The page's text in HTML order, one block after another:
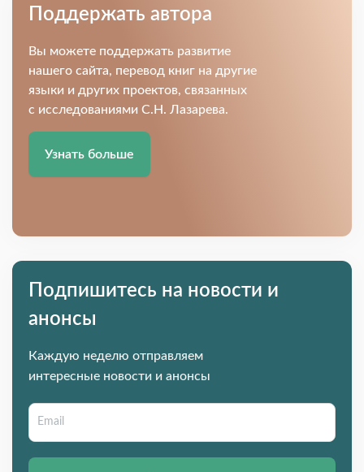
Поддержать автора
Вы можете поддержать развитие
нашего сайта, перевод книг на другие
языки и других проектов, связанных
с исследованиями С.Н. Лазарева.
Узнать больше
Подпишитесь на новости и
анонсы
Каждую неделю отправляем
интересные новости и анонсы